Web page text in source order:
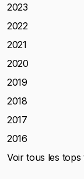
2023
2022
2021
2020
2019
2018
2017
2016
Voir tous les tops